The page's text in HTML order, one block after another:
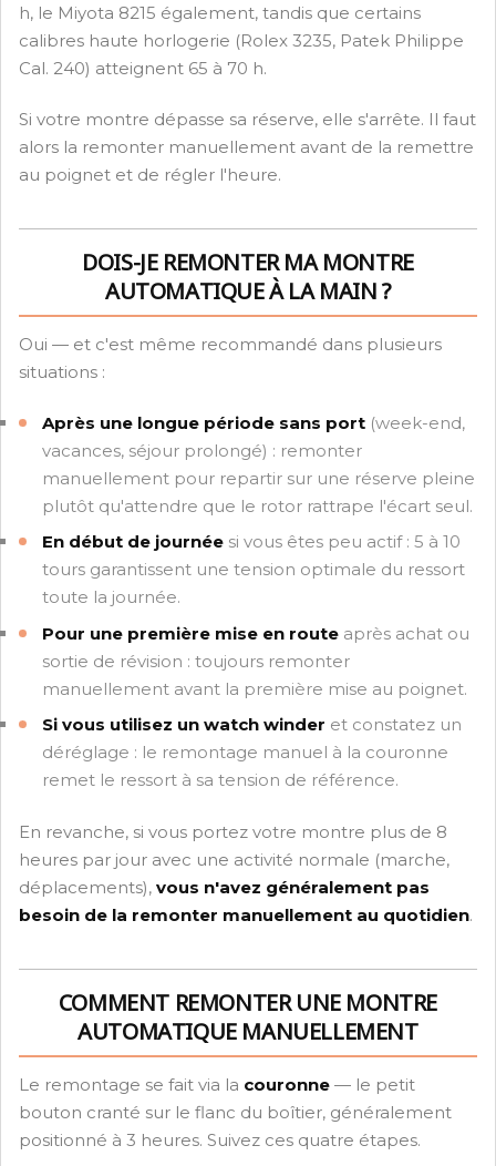
h, le Miyota 8215 également, tandis que certains
calibres haute horlogerie (Rolex 3235, Patek Philippe
Cal. 240) atteignent 65 à 70 h.
Si votre montre dépasse sa réserve, elle s'arrête. Il faut
alors la remonter manuellement avant de la remettre
au poignet et de régler l'heure.
DOIS-JE REMONTER MA MONTRE
AUTOMATIQUE À LA MAIN ?
Oui — et c'est même recommandé dans plusieurs
situations :
Après une longue période sans port (week-end,
vacances, séjour prolongé) : remonter
manuellement pour repartir sur une réserve pleine
plutôt qu'attendre que le rotor rattrape l'écart seul.
En début de journée si vous êtes peu actif : 5 à 10
tours garantissent une tension optimale du ressort
toute la journée.
Pour une première mise en route après achat ou
sortie de révision : toujours remonter
manuellement avant la première mise au poignet.
Si vous utilisez un watch winder et constatez un
déréglage : le remontage manuel à la couronne
remet le ressort à sa tension de référence.
En revanche, si vous portez votre montre plus de 8
heures par jour avec une activité normale (marche,
déplacements), vous n'avez généralement pas
besoin de la remonter manuellement au quotidien.
COMMENT REMONTER UNE MONTRE
AUTOMATIQUE MANUELLEMENT
Le remontage se fait via la couronne — le petit
bouton cranté sur le flanc du boîtier, généralement
positionné à 3 heures. Suivez ces quatre étapes.